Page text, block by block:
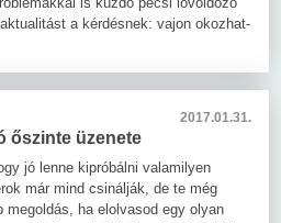
a kérdésnek: vajon okozhat-
2017.01.31.
őszinte üzenete
jó lenne kipróbálni valamilyen
már mind csinálják, de te még
megoldás, ha elolvasod egy olyan